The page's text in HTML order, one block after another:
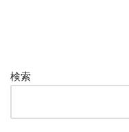
検索